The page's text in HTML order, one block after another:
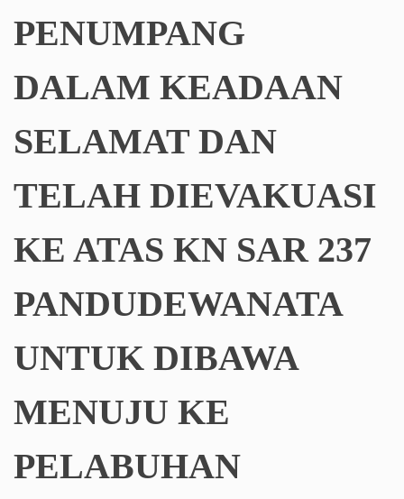
PENUMPANG
DALAM KEADAAN
SELAMAT DAN
TELAH DIEVAKUASI
KE ATAS KN SAR 237
PANDUDEWANATA
UNTUK DIBAWA
MENUJU KE
PELABUHAN